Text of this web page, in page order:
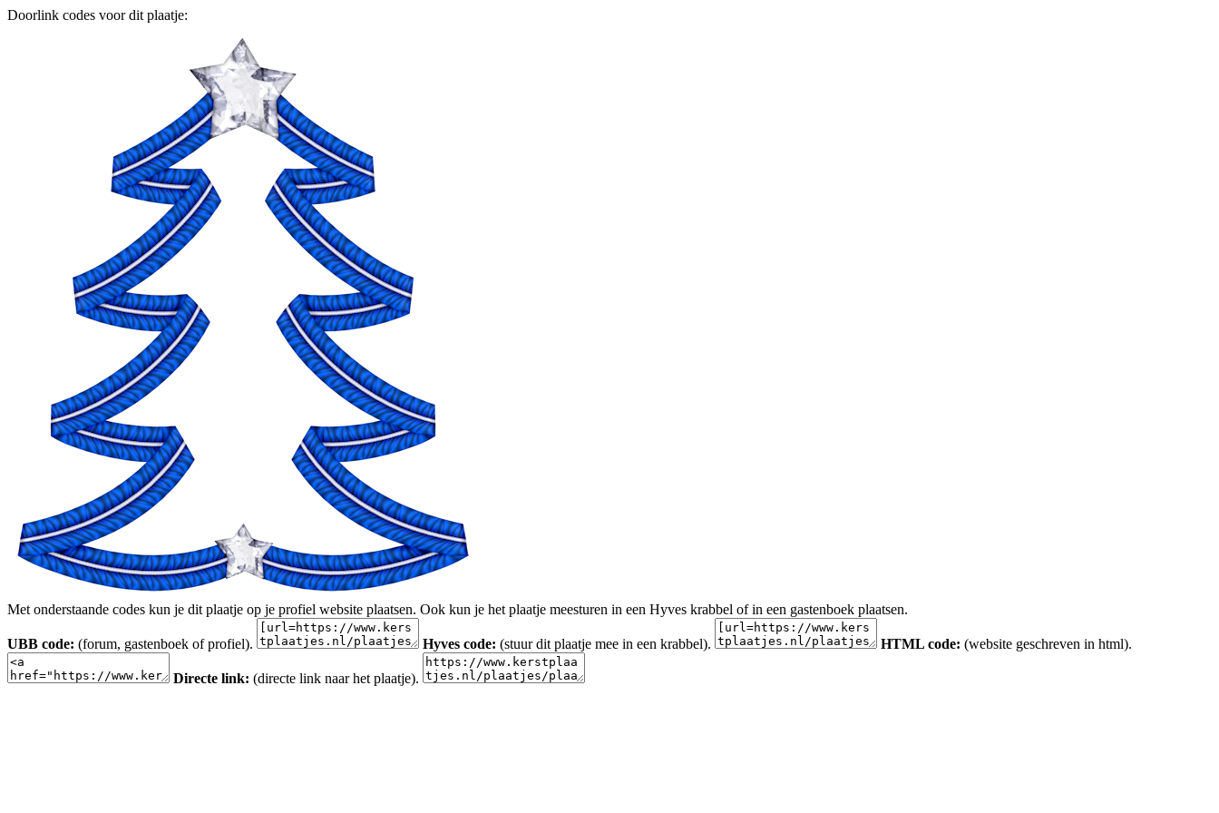
Doorlink codes voor dit plaatje:
Met onderstaande codes kun je dit plaatje op je profiel website plaatsen. Ook kun je het plaatje meesturen in een Hyves krabbel of in een gastenboek plaatsen.
UBB code: (forum, gastenboek of profiel). Hyves code: (stuur dit plaatje mee in een krabbel). HTML code: (website geschreven in html).
Directe link: (directe link naar het plaatje).